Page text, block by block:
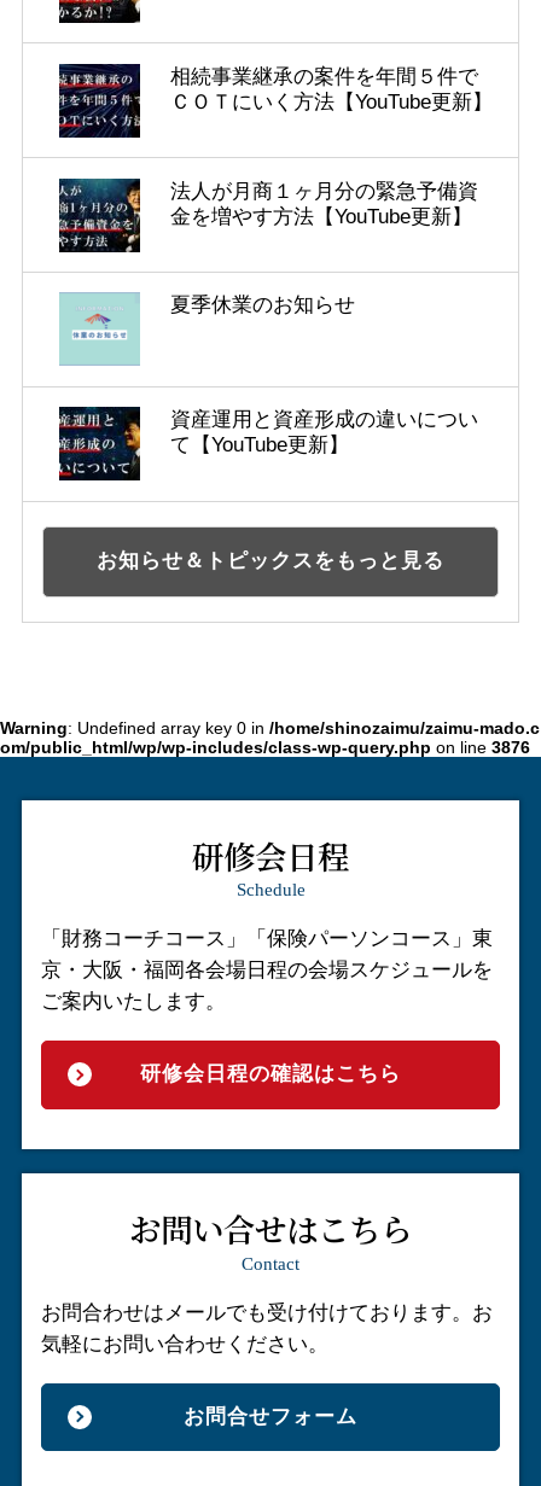
相続事業継承の案件を年間５件で
ＣＯＴにいく方法【YouTube更新】
法人が月商１ヶ月分の緊急予備資
金を増やす方法【YouTube更新】
夏季休業のお知らせ
資産運用と資産形成の違いについ
て【YouTube更新】
お知らせ＆トピックスをもっと見る
Warning: Undefined array key 0 in /home/shinozaimu/zaimu-mado.c
om/public_html/wp/wp-includes/class-wp-query.php on line 3876
研修会日程
Schedule
「財務コーチコース」「保険パーソンコース」東
京・大阪・福岡各会場日程の会場スケジュールを
ご案内いたします。
研修会日程の確認はこちら
お問い合せはこちら
Contact
お問合わせはメールでも受け付けております。 お
気軽にお問い合わせください。
お問合せフォーム